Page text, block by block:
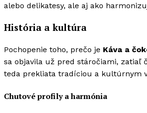
alebo delikatesy, ale aj ako
História a kultúra
Pochopenie toho, prečo je Káva a
sa objavila už pred stáročiami, zatiaľ
teda prekliata tradíciou a kultúrnym
Chutové profily a harmónia